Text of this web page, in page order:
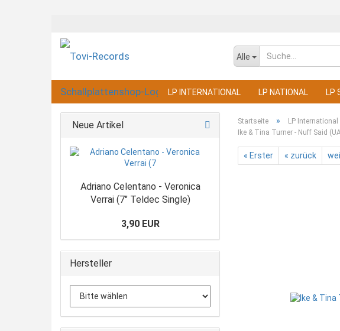
Alle
LP INTERNATIONAL LP NATIONAL LP
Startseite » LP International
Ike & Tina Turner - Nuff Said
« Erster « zurück
Neue Artikel
Adriano Celentano - Veronica
Verrai (7" Teldec Single)
3,90 EUR
Hersteller